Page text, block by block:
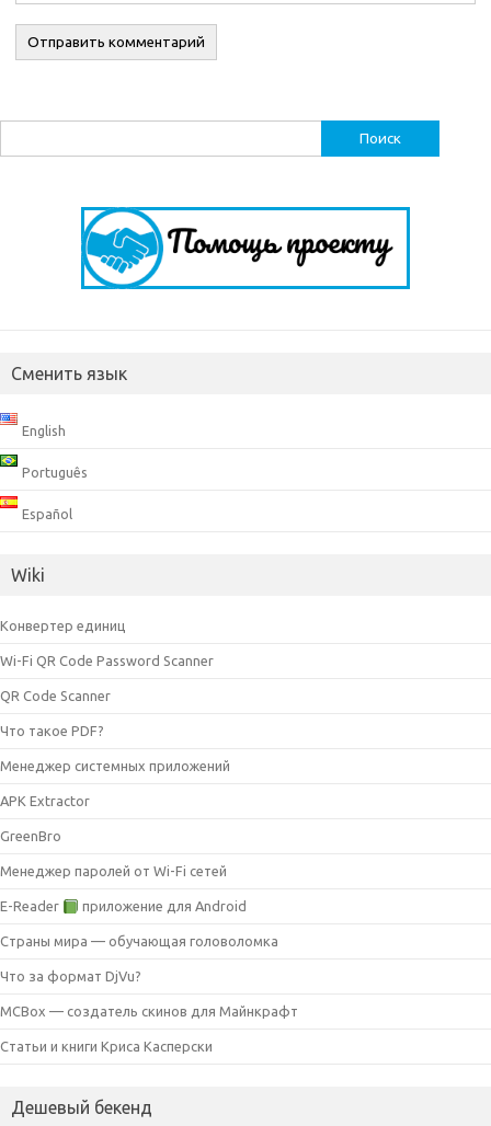
Сменить язык
English
Português
Español
Wiki
Конвертер единиц
Wi-Fi QR Code Password Scanner
QR Code Scanner
Что такое PDF?
Менеджер системных приложений
APK Extractor
GreenBro
Менеджер паролей от Wi-Fi сетей
E-Reader приложение для Android
Страны мира — обучающая головоломка
Что за формат DjVu?
MCBox — создатель скинов для Майнкрафт
Статьи и книги Криса Касперски
Дешевый бекенд